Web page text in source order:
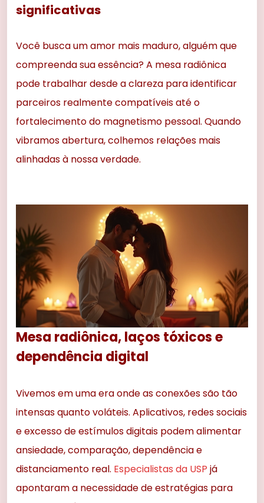
significativas
Você busca um amor mais maduro, alguém que
compreenda sua essência? A mesa radiônica
pode trabalhar desde a clareza para identificar
parceiros realmente compatíveis até o
fortalecimento do magnetismo pessoal. Quando
vibramos abertura, colhemos relações mais
alinhadas à nossa verdade.
Mesa radiônica, laços tóxicos e
dependência digital
Vivemos em uma era onde as conexões são tão
intensas quanto voláteis. Aplicativos, redes sociais
e excesso de estímulos digitais podem alimentar
ansiedade, comparação, dependência e
distanciamento real. Especialistas da USP já
apontaram a necessidade de estratégias para